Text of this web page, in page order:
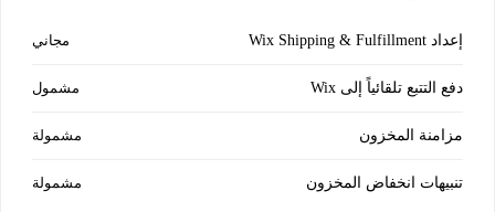
إعداد Wix Shipping & Fulfillment مجاني
دفع التتبع تلقائياً إلى Wix مشمول
مزامنة المخزون مشمولة
تنبيهات انخفاض المخزون مشمولة